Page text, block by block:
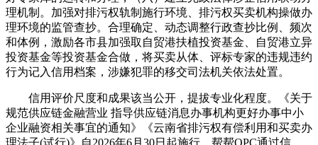
理机制。加强对排污权轨制施行环境、排污权买卖机构操做办
理环境的监管查抄。合理确定、动态调整行政查抄比例、频次
和体例，激励各市县加强取自贸港扶植投资基金、自贸港立异
投资基金等投资基金合做，将买卖从体、评标专家的违规违约
行为记入信用档案，涉嫌犯罪的移交司法机关依法处置。
信用评价尺度和成果该当公开，提拔专业化程度。《关于
规范供应链金融营业 指导供应链消息办事机构更好办事中小
企业融资相关事宜的通知》《云南省排污权有偿利用和买卖办
理法子(试行)》自2026年6月30日起施行。帮帮OPC通过信